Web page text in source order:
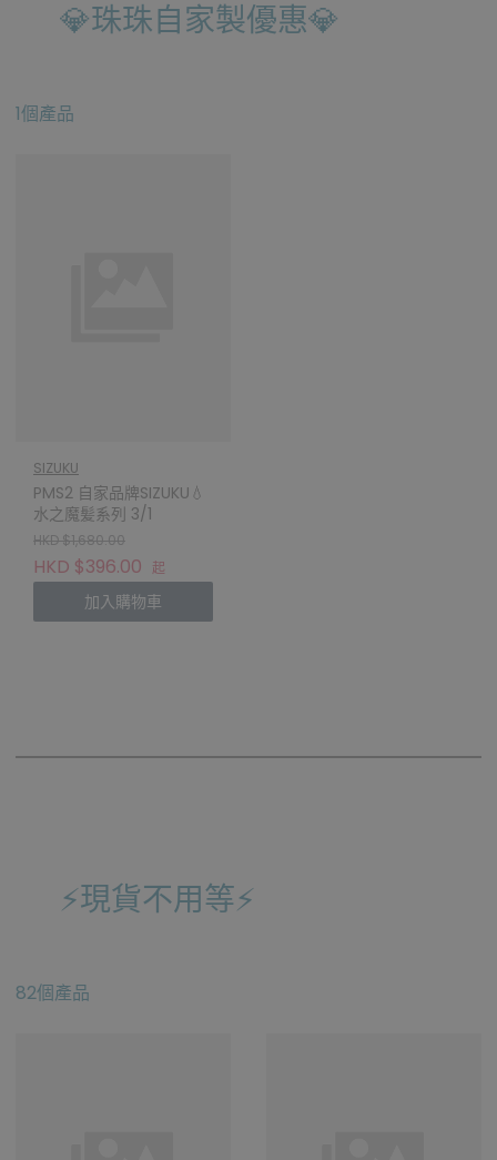
💎珠珠自家製優惠💎
1個產品
SIZUKU
PMS2 自家品牌SIZUKU💧
水之魔髪系列 3/1
HKD $1,680.00
HKD $396.00 起
加入購物車
⚡️現貨不用等⚡️
82個產品